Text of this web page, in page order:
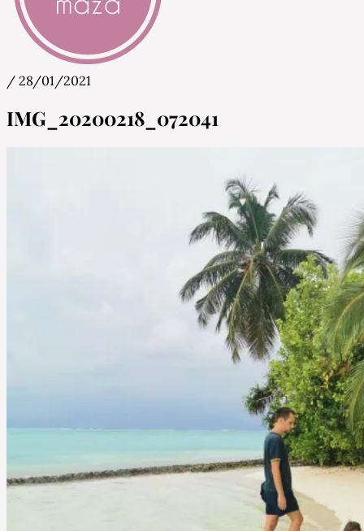
Mamina Maza
/ 28/01/2021
IMG_20200218_072041